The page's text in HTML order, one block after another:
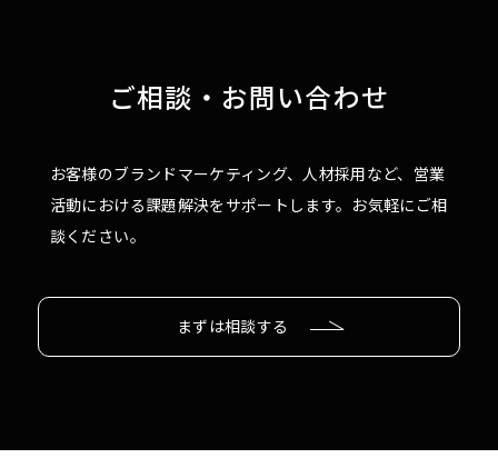
ご相談・お問い合わせ
お客様のブランドマーケティング、人材採用など、営業
活動における課題解決をサポートします。お気軽にご相
談ください。
まずは相談する